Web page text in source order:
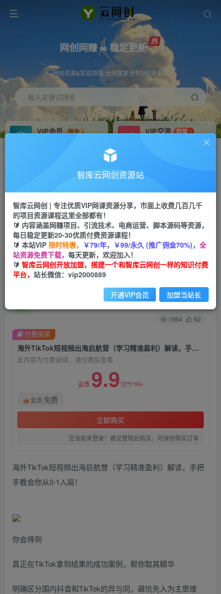
网创网赚 ∞ 稳定更新
网创资源&实战项目 全网首发全年365天更新
输入关键词搜索
VIP会员
抢先
VIP交流
群聊
研究探讨更多创业项目路子。
会员专属推广链接
网赚网创 项目
365天稳定跟新
APP下载
GO
首页 创业课程 会员免费 正文
海外TikTok短视频出海启航营（学习精准盈利）
解读，手把手教会你从0-1入局！
关注 私信
1564 62
海外TikTok短视频出海启航营（学习精准盈利）解读，手把手教会你从0-1入局！
此内容为付费阅读，请付费后查看
云币 9.9云币99
会员 免费
立即购买
您当前未登录！建议登陆后购买，可保存购买订单
付费阅读
海外TikTok短视频出海启航营（学习精准盈利）解读，手把
手教会你从0-1入局！
你会得到
真正在TikTok拿到结果的成功案例，帮你取其精华
明确区分国内抖音和TikTok的异与同，避坑先入为主思维
智库云网创资源站
智库云网创 | 专注优质VIP网课资源分享，市面上收费几百几千
的项目资源课程这里全部都有！
🔰 内容涵盖网赚项目、引流技术、电商运营、脚本源码等资源，
每日稳定更新20-30优质付费资源课程！
🔰 本站VIP 限时特惠， ￥79/年，￥99/永久 (推广佣金70%)， 全
站资源免费下载， 每天更新，欢迎加入！
🔰 智库云网创开放加盟，搭建一个和智库云网创一样的知识付费
平台， 站长微信：vip2000889
开通VIP会员 加盟当站长